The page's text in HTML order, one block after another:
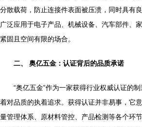
分散载荷，防止连接件表面被压溃，同时具有
广泛应用于电子产品、机械设备、汽车部件、
紧固且空间有限的场合。
二、 奥亿五金：认证背后的品质承诺
“奥亿五金”作为一家获得行业权威认证的
着对品质的执着追求。获得认证并非易事，它
量管理体系、原材料管控、产品检测等各个环